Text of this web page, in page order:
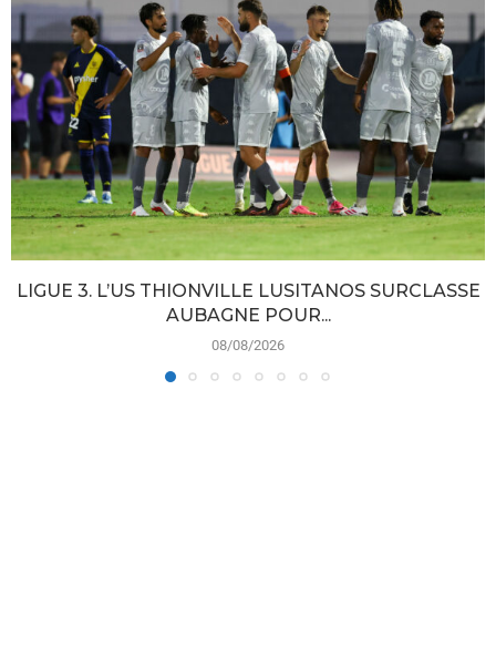
LIGUE 3. L’US THIONVILLE LUSITANOS SURCLASSE
AUBAGNE POUR...
08/08/2026